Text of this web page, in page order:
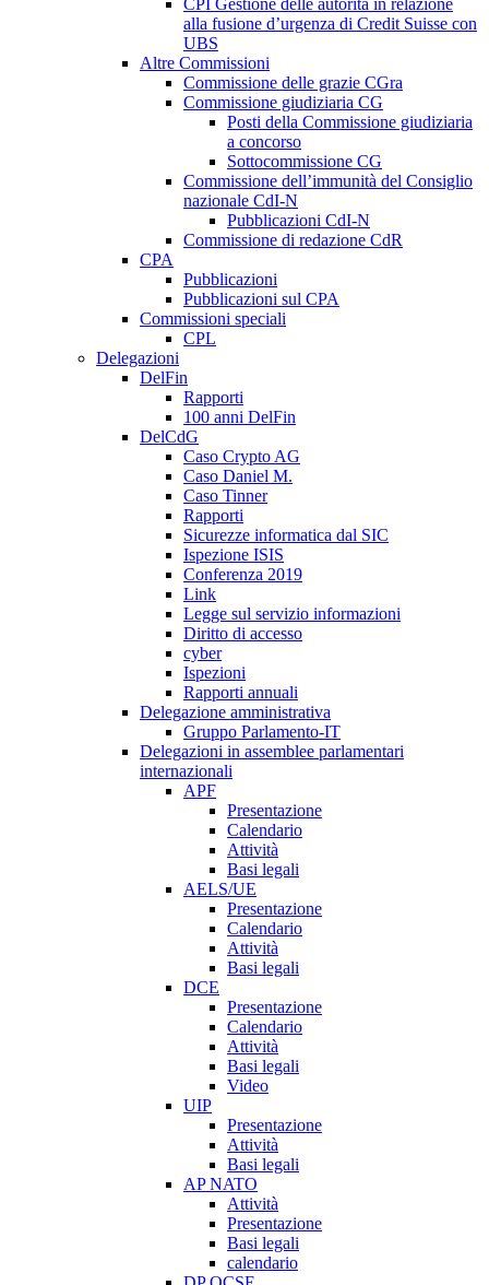
CPI Gestione delle autorità in relazione
alla fusione d’urgenza di Credit Suisse con
UBS
Altre Commissioni
Commissione delle grazie CGra
Commissione giudiziaria CG
Posti della Commissione giudiziaria
a concorso
Sottocommissione CG
Commissione dell’immunità del Consiglio
nazionale CdI-N
Pubblicazioni CdI-N
Commissione di redazione CdR
CPA
Pubblicazioni
Pubblicazioni sul CPA
Commissioni speciali
CPL
Delegazioni
DelFin
Rapporti
100 anni DelFin
DelCdG
Caso Crypto AG
Caso Daniel M.
Caso Tinner
Rapporti
Sicurezze informatica dal SIC
Ispezione ISIS
Conferenza 2019
Link
Legge sul servizio informazioni
Diritto di accesso
cyber
Ispezioni
Rapporti annuali
Delegazione amministrativa
Gruppo Parlamento-IT
Delegazioni in assemblee parlamentari
internazionali
APF
Presentazione
Calendario
Attività
Basi legali
AELS/UE
Presentazione
Calendario
Attività
Basi legali
DCE
Presentazione
Calendario
Attività
Basi legali
Video
UIP
Presentazione
Attività
Basi legali
AP NATO
Attività
Presentazione
Basi legali
calendario